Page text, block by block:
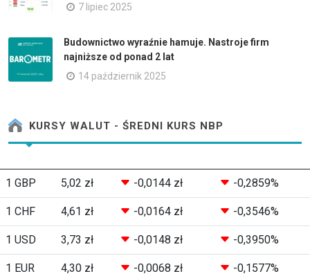
7 lipiec 2025
Budownictwo wyraźnie hamuje. Nastroje firm
najniższe od ponad 2 lat
14 październik 2025
KURSY WALUT - ŚREDNI KURS NBP
1 GBP 5,02 zł -0,0144 zł -0,2859%
1 CHF 4,61 zł -0,0164 zł -0,3546%
1 USD 3,73 zł -0,0148 zł -0,3950%
1 EUR 4,30 zł -0,0068 zł -0,1577%